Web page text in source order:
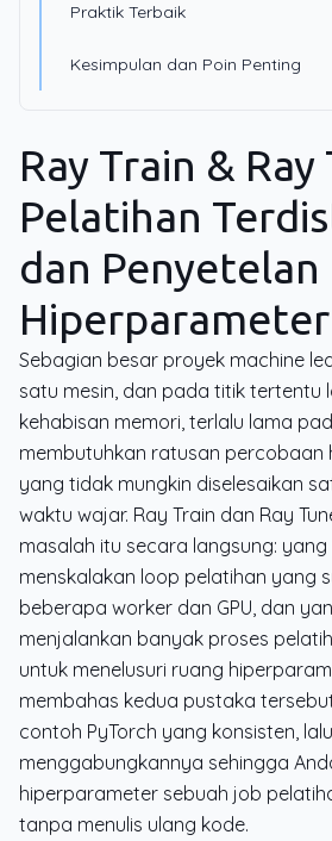
Praktik Terbaik
Kesimpulan dan Poin Penting
Ray Train & Ray
Pelatihan
dan Penyetelan
Hiperparameter
Sebagian besar proyek machine
satu mesin, dan pada titik tertentu
kehabisan memori, terlalu lama
membutuhkan ratusan percobaan
yang tidak mungkin diselesaikan
waktu wajar. Ray Train dan Ray
masalah itu secara langsung:
menskalakan loop pelatihan yang
beberapa worker dan GPU, dan
menjalankan banyak proses
untuk menelusuri ruang
membahas kedua pustaka
contoh PyTorch yang konsisten,
menggabungkannya sehingga
hiperparameter sebuah job
tanpa menulis ulang kode.